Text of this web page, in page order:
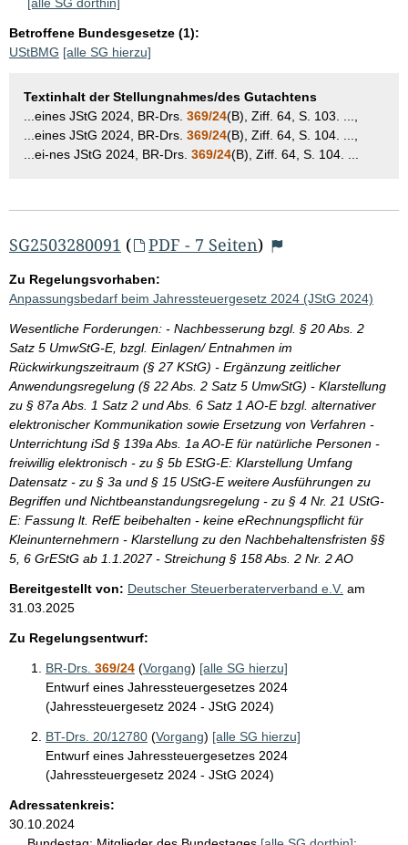
Betroffene Bundesgesetze (1):
UStBMG [alle SG hierzu]
Textinhalt der Stellungnahmes/des Gutachtens
...eines JStG 2024, BR-Drs. 369/24(B), Ziff. 64, S. 103. ...,
...eines JStG 2024, BR-Drs. 369/24(B), Ziff. 64, S. 104. ...,
...ei-nes JStG 2024, BR-Drs. 369/24(B), Ziff. 64, S. 104. ...
SG2503280091 ( PDF - 7 Seiten)
Zu Regelungsvorhaben:
Anpassungsbedarf beim Jahressteuergesetz 2024 (JStG 2024)
Wesentliche Forderungen: - Nachbesserung bzgl. § 20 Abs. 2
Satz 5 UmwStG-E, bzgl. Einlagen/ Entnahmen im
Rückwirkungszeitraum (§ 27 KStG) - Ergänzung zeitlicher
Anwendungsregelung (§ 22 Abs. 2 Satz 5 UmwStG) - Klarstellung
zu § 87a Abs. 1 Satz 2 und Abs. 6 Satz 1 AO-E bzgl. alternativer
elektronischer Kommunikation sowie Ersetzung von Verfahren -
Unterrichtung iSd § 139a Abs. 1a AO-E für natürliche Personen -
freiwillig elektronisch - zu § 5b EStG-E: Klarstellung Umfang
Datensatz - zu § 3a und § 15 UStG-E weitere Ausführungen zu
Begriffen und Nichtbeanstandungsregelung - zu § 4 Nr. 21 UStG-
E: Fassung lt. RefE beibehalten - keine eRechnungspflicht für
Kleinunternehmern - Klarstellung zu den Nachbehaltensfristen §§
5, 6 GrEStG ab 1.1.2027 - Streichung § 158 Abs. 2 Nr. 2 AO
Bereitgestellt von: Deutscher Steuerberaterverband e.V. am
31.03.2025
Zu Regelungsentwurf:
BR-Drs. 369/24 (Vorgang) [alle SG hierzu]
Entwurf eines Jahressteuergesetzes 2024
(Jahressteuergesetz 2024 - JStG 2024)
BT-Drs. 20/12780 (Vorgang) [alle SG hierzu]
Entwurf eines Jahressteuergesetzes 2024
(Jahressteuergesetz 2024 - JStG 2024)
Adressatenkreis:
30.10.2024